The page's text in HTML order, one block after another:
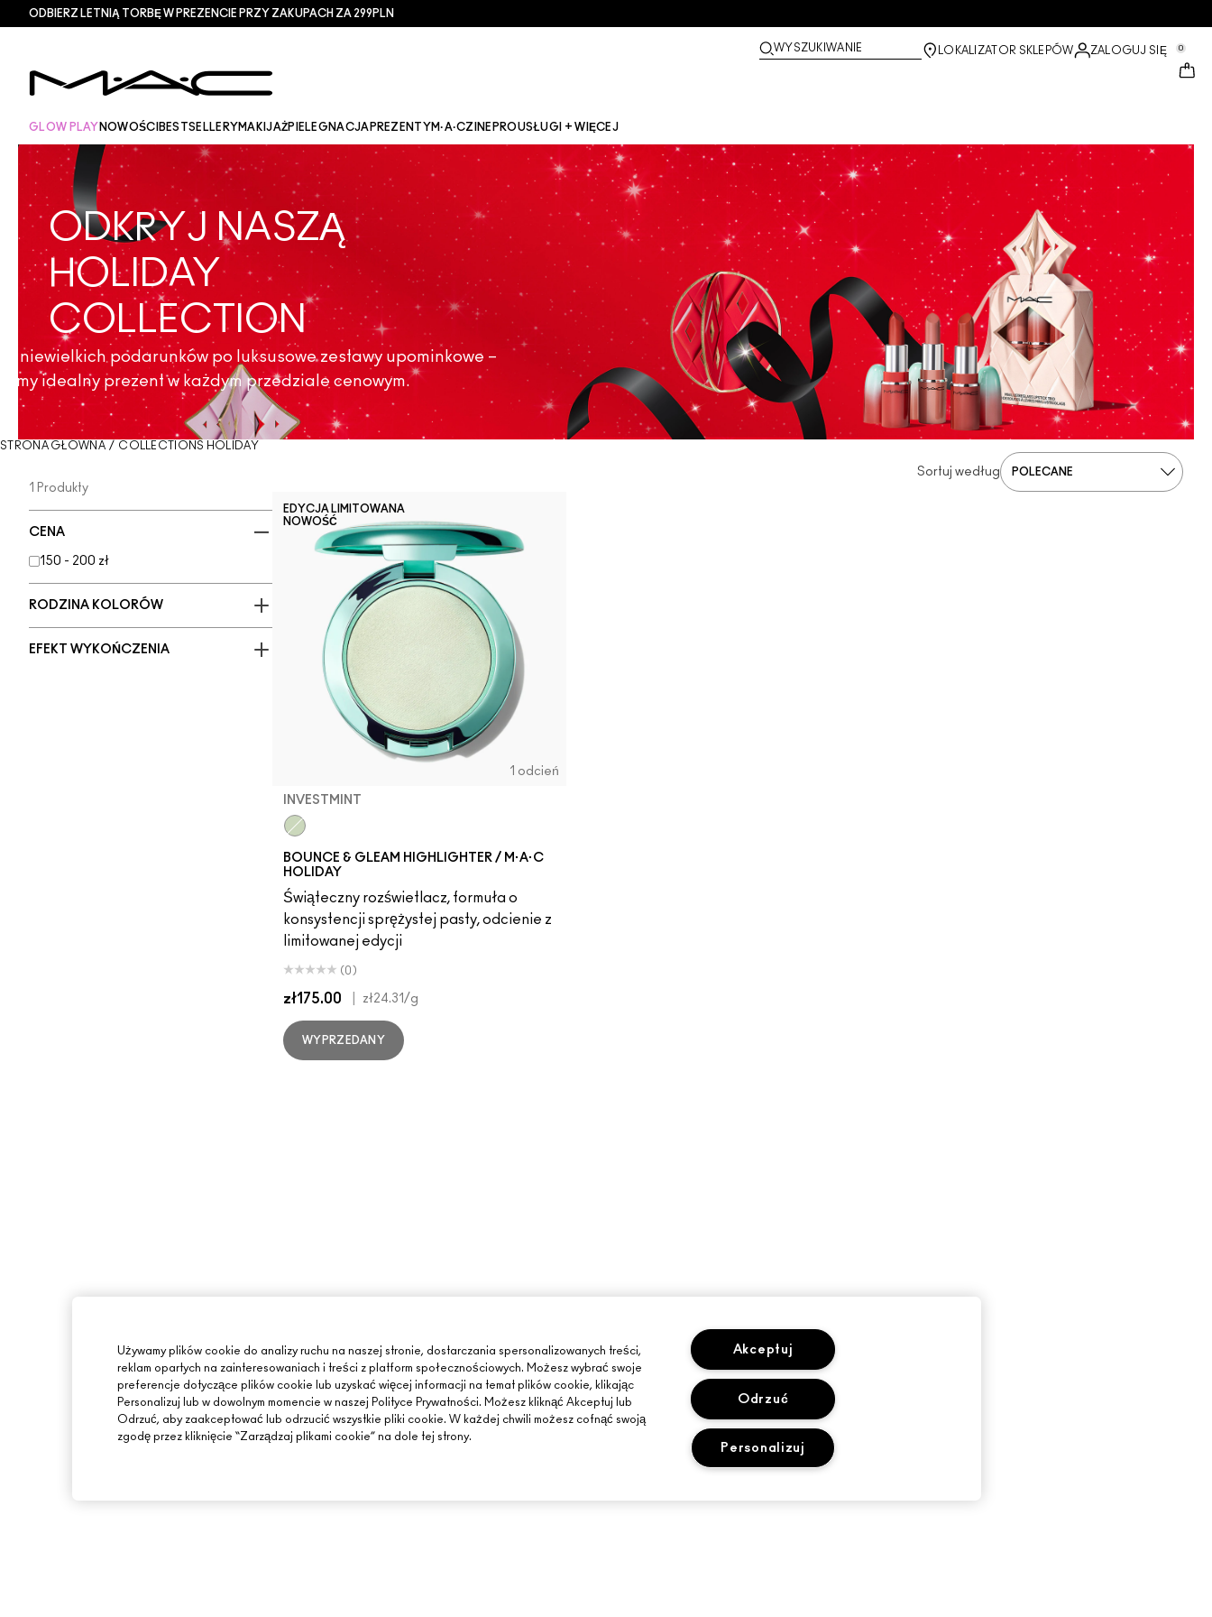
ODBIERZ LETNIĄ TORBĘ W PREZENCIE PRZY ZAKUPACH ZA 299PLN
WYSZUKIWANIE LOKALIZATOR SKLEPÓW ZALOGUJ SIĘ 0
GLOW PLAY NOWOŚCI BESTSELLERY MAKIJAŻPIELEGNACJA PREZENTY M·A·CZINE​ PROUSŁUGI + WIĘCEJ
ODKRYJ NASZĄ
HOLIDAY
COLLECTION
niewielkich podarunków po luksusowe zestawy upominkowe –
idealny prezent w każdym przedziale cenowym.
STRONA GŁÓWNA / COLLECTIONS HOLIDAY
1 Produkty
CENA
150 - 200 zł
RODZINA KOLORÓW
EFEKT WYKOŃCZENIA
Sortuj według
EDYCJA LIMITOWANA
NOWOŚĆ
1 odcień
INVESTMINT
BOUNCE & GLEAM HIGHLIGHTER / M·A·C
HOLIDAY
Świąteczny rozświetlacz, formuła o
konsystencji sprężystej pasty, odcienie z
limitowanej edycji
(0)
zł175.00 zł24.31/g
WYPRZEDANY
Używamy plików cookie do analizy ruchu na naszej stronie, dostarczania spersonalizowanych treści,
reklam opartych na zainteresowaniach i treści z platform społecznościowych. Możesz wybrać swoje
preferencje dotyczące plików cookie lub uzyskać więcej informacji na temat plików cookie, klikając
Personalizuj lub w dowolnym momencie w naszej Polityce Prywatności. Możesz kliknąć Akceptuj lub
Odrzuć, aby zaakceptować lub odrzucić wszystkie pliki cookie. W każdej chwili możesz cofnąć swoją
zgodę przez kliknięcie “Zarządzaj plikami cookie” na dole tej strony.
Akceptuj
Odrzuć
Personalizuj